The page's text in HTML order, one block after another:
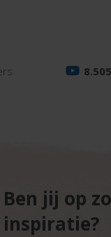
8.505
Ben jij op
inspiratie?